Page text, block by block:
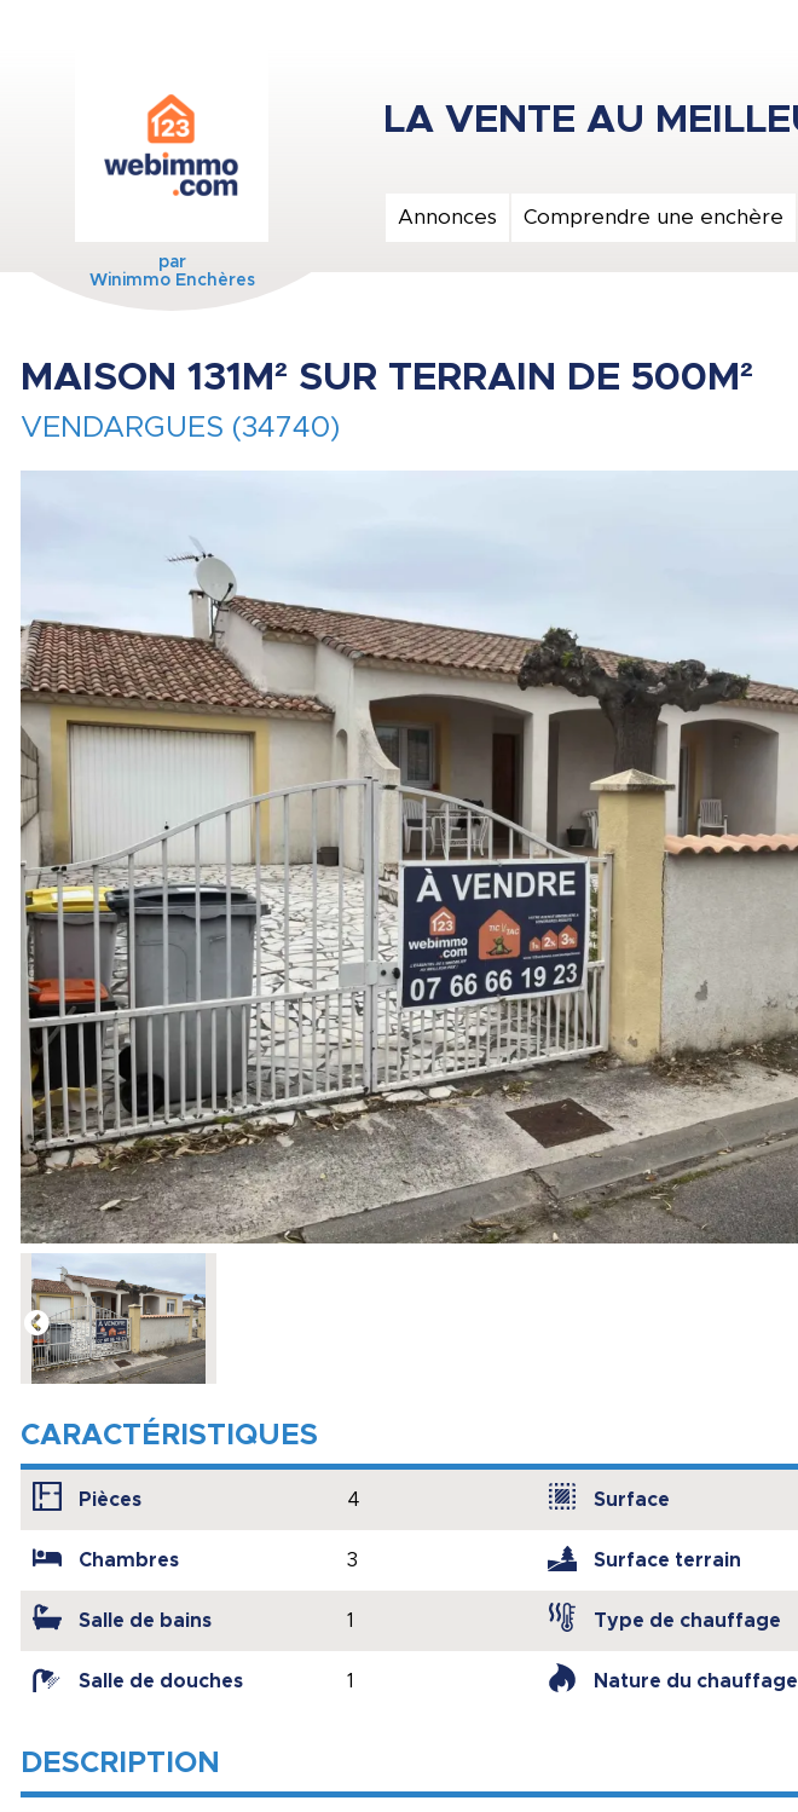
par
Winimmo Enchères
Annonces Comprendre une enchère
MAISON 131M² SUR TERRAIN DE 500M²
VENDARGUES (34740)
CARACTÉRISTIQUES
Pièces 4
Chambres 3
Salle de bains 1
Salle de douches 1
Surface
Surface terrain
Type de chauffage
Nature du chauffage
DESCRIPTION